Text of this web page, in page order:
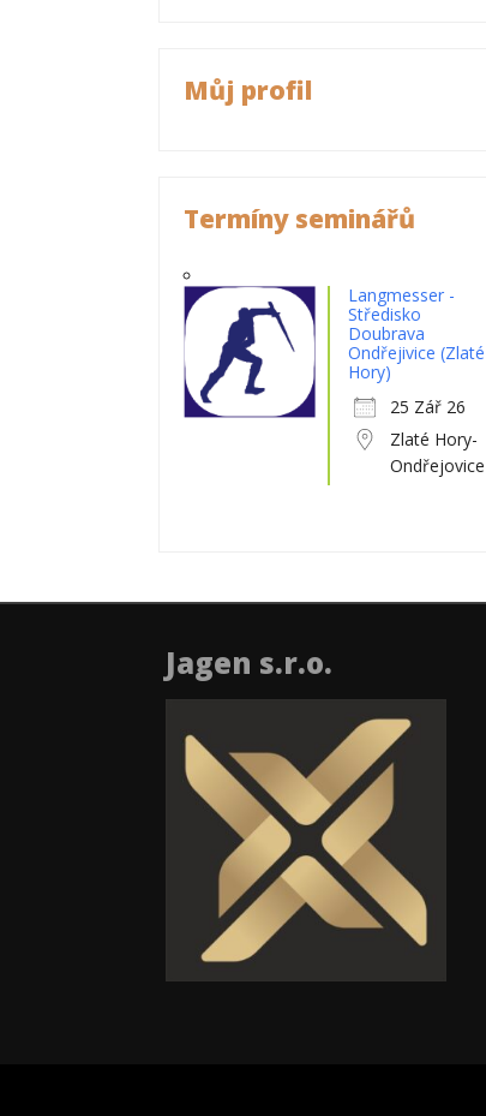
Můj profil
Termíny seminářů
Langmesser -
Středisko
Doubrava
Ondřejivice (Zlaté
Hory)
25 Zář 26
Zlaté Hory-
Ondřejovice
Jagen s.r.o.